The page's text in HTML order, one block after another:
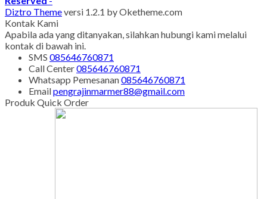
Diztro Themeversi 1.2.1 by Oketheme.com
Kontak Kami
Apabila ada yang ditanyakan, silahkan hubungi kami melalui
kontak di bawah ini.
SMS 085646760871
Call Center085646760871
Whatsapp Pemesanan085646760871
Emailpengrajinmarmer88@gmail.com
Produk Quick Order